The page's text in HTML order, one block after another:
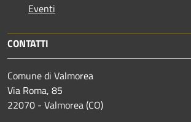
Eventi
CONTATTI
Comune di Valmorea
Via Roma, 85
22070 - Valmorea (CO)